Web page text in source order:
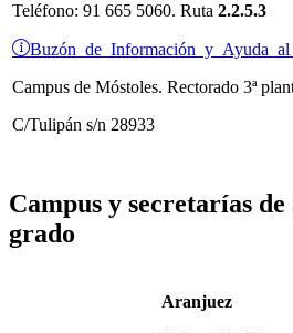
Teléfono: 91 665 5060. Ruta 2.2.5.3
Buzón de Información y Ayuda al
Campus de Móstoles. Rectorado 3ª
C/Tulipán s/n 28933
Campus y secretarías de
grado
Aranjuez